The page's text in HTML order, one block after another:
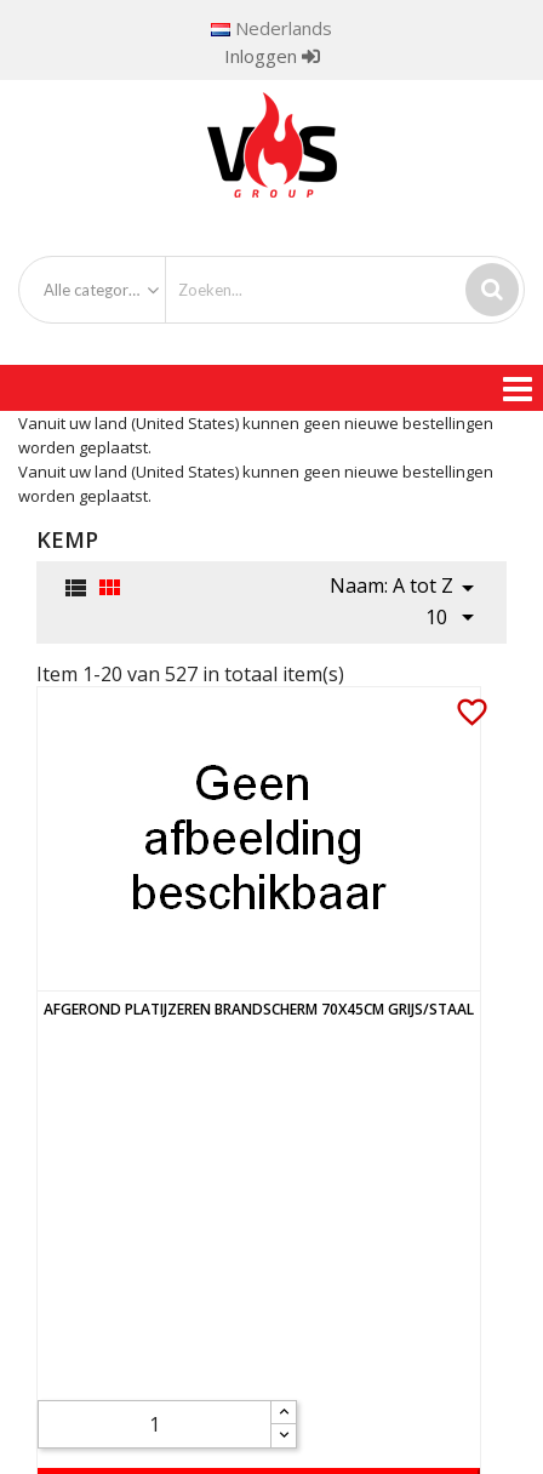
Nederlands
Inloggen
Alle categorieën
Vanuit uw land (United States) kunnen geen nieuwe bestellingen
worden geplaatst.
Vanuit uw land (United States) kunnen geen nieuwe bestellingen
worden geplaatst.
KEMP
  Naam: A tot Z 
10 
Item 1-20 van 527 in totaal item(s)
favorite_border
AFGEROND PLATIJZEREN BRANDSCHERM 70X45CM GRIJS/STAAL